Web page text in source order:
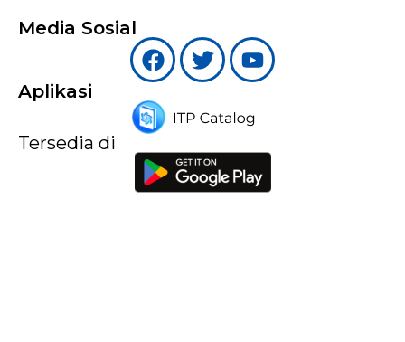
Media Sosial
Aplikasi
Tersedia di